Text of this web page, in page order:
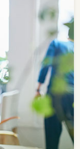
-Hall de
02 vagas de
e toda
infinita e
academia
kids
vista e
Municipal
Rita de